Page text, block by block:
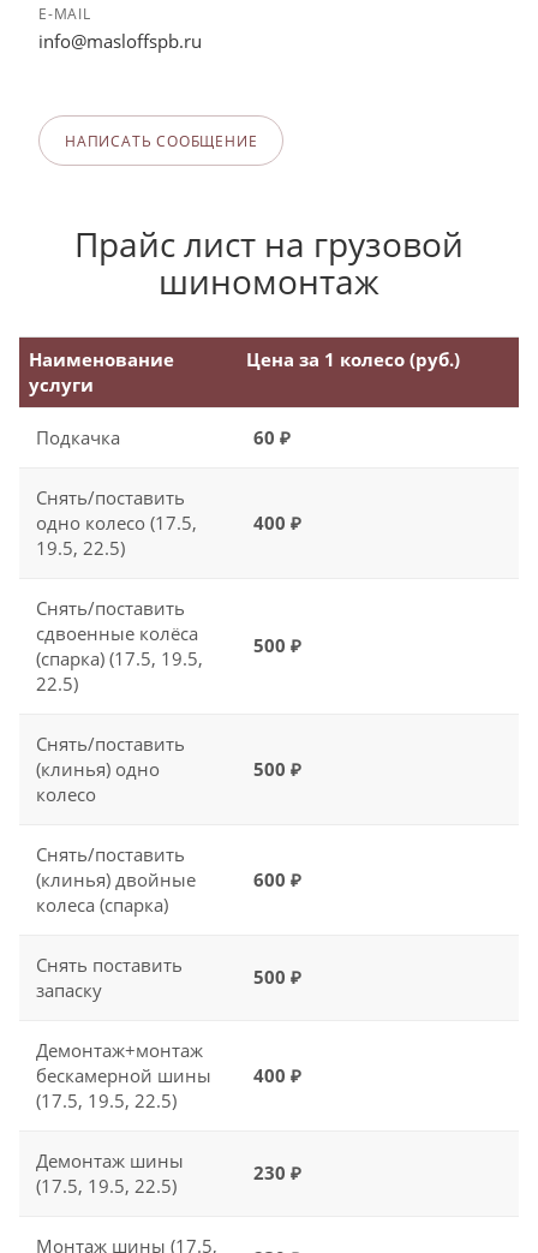
E-MAIL
info@masloffspb.ru
НАПИСАТЬ СООБЩЕНИЕ
Прайс лист на грузовой
шиномонтаж
Наименование
услуги
Цена за 1 колесо (руб.)
Подкачка 60 ₽
Снять/поставить
одно колесо (17.5,
19.5, 22.5)
400 ₽
Снять/поставить
сдвоенные колёса
(спарка) (17.5, 19.5,
22.5)
500 ₽
Снять/поставить
(клинья) одно
колесо
500 ₽
Снять/поставить
(клинья) двойные
колеса (спарка)
600 ₽
Снять поставить
запаску
500 ₽
Демонтаж+монтаж
бескамерной шины
(17.5, 19.5, 22.5)
400 ₽
Демонтаж шины
(17.5, 19.5, 22.5)
230 ₽
Монтаж шины (17.5,